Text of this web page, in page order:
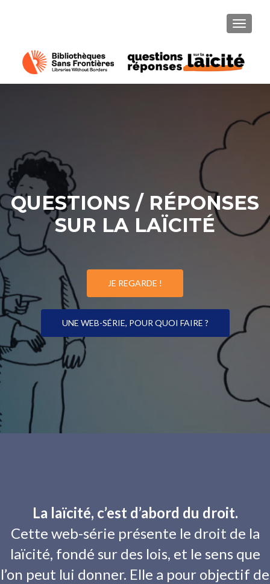
QUESTIONS / RÉPONSES
SUR LA LAÏCITÉ
JE REGARDE !
UNE WEB-SÉRIE, POUR QUOI FAIRE ?
La laïcité, c’est d’abord du droit.
Cette web-série présente le droit de la
laïcité, fondé sur des lois, et le sens que
l’on peut lui donner. Elle a pour objectif de